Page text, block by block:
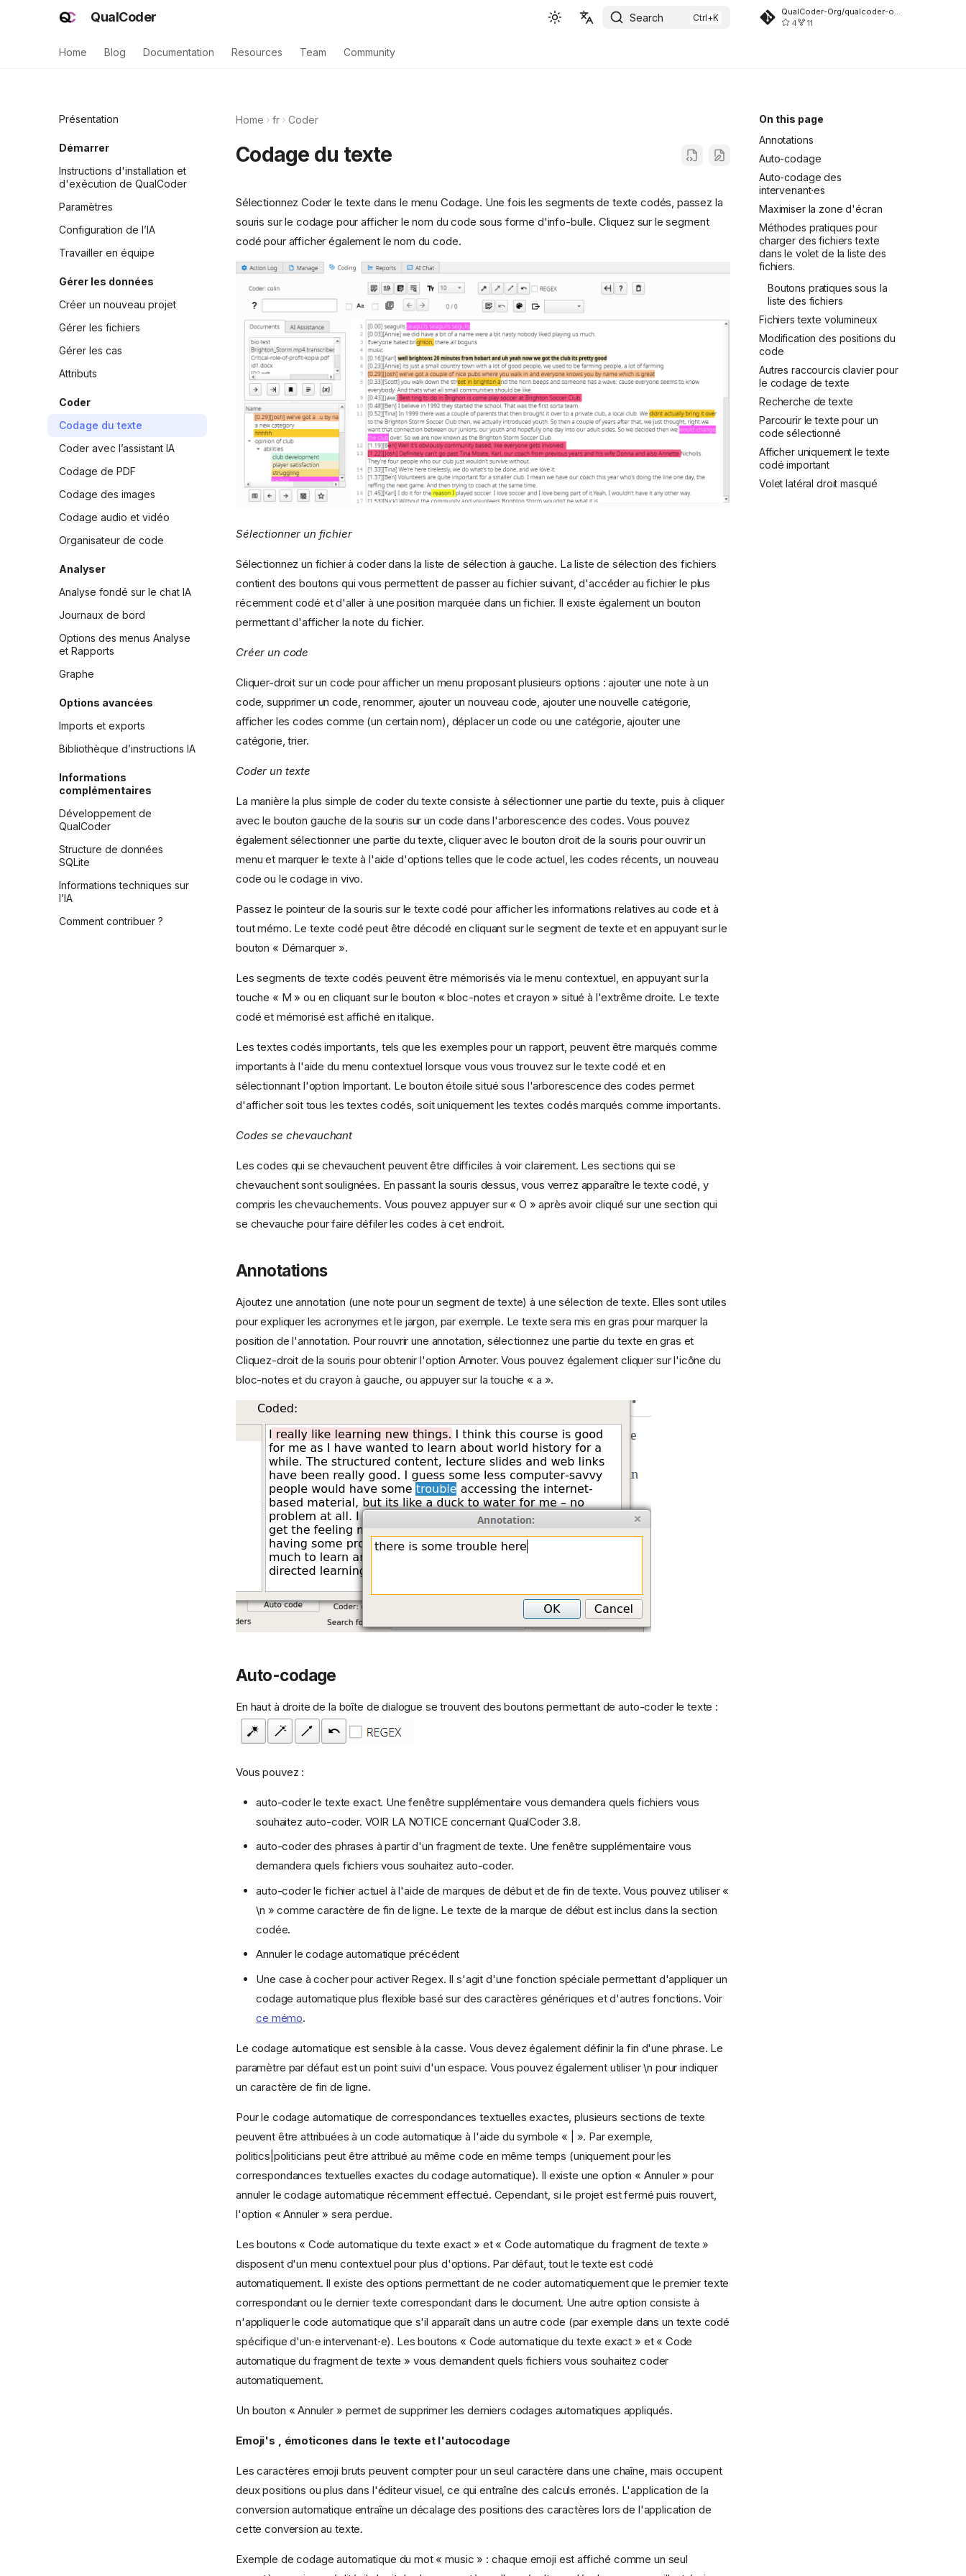
QualCoder
中文
Italiano
Euskara
Search
4
11
Home Blog Documentation Resources Team Community
Présentation
Démarrer
Instructions d'installation et
d'exécution de QualCoder
Paramètres
Configuration de l’IA
Travailler en équipe
Gérer les données
Créer un nouveau projet
Gérer les fichiers
Gérer les cas
Attributs
Coder
Codage du texte
Coder avec l’assistant IA
Codage de PDF
Codage des images
Codage audio et vidéo
Organisateur de code
Analyser
Analyse fondé sur le chat IA
Journaux de bord
Options des menus Analyse
et Rapports
Graphe
Options avancées
Imports et exports
Bibliothèque d’instructions IA
Informations
complémentaires
Développement de
QualCoder
Structure de données
SQLite
Informations techniques sur
l’IA
Comment contribuer ?
On this page
Annotations
Auto-codage
Auto-codage des
intervenant⋅es
Maximiser la zone d'écran
Méthodes pratiques pour
charger des fichiers texte
dans le volet de la liste des
fichiers.
Boutons pratiques sous la
liste des fichiers
Fichiers texte volumineux
Modification des positions du
code
Autres raccourcis clavier pour
le codage de texte
Recherche de texte
Parcourir le texte pour un
code sélectionné
Afficher uniquement le texte
codé important
Volet latéral droit masqué
Home fr Coder
Codage du texte
Sélectionnez Coder le texte dans le menu Codage. Une fois les segments de texte codés, passez la
souris sur le codage pour afficher le nom du code sous forme d'info-bulle. Cliquez sur le segment
codé pour afficher également le nom du code.
Sélectionner un fichier
Sélectionnez un fichier à coder dans la liste de sélection à gauche. La liste de sélection des fichiers
contient des boutons qui vous permettent de passer au fichier suivant, d'accéder au fichier le plus
récemment codé et d'aller à une position marquée dans un fichier. Il existe également un bouton
permettant d'afficher la note du fichier.
Créer un code
Cliquer-droit sur un code pour afficher un menu proposant plusieurs options : ajouter une note à un
code, supprimer un code, renommer, ajouter un nouveau code, ajouter une nouvelle catégorie,
afficher les codes comme (un certain nom), déplacer un code ou une catégorie, ajouter une
catégorie, trier.
Coder un texte
La manière la plus simple de coder du texte consiste à sélectionner une partie du texte, puis à cliquer
avec le bouton gauche de la souris sur un code dans l'arborescence des codes. Vous pouvez
également sélectionner une partie du texte, cliquer avec le bouton droit de la souris pour ouvrir un
menu et marquer le texte à l'aide d'options telles que le code actuel, les codes récents, un nouveau
code ou le codage in vivo.
Passez le pointeur de la souris sur le texte codé pour afficher les informations relatives au code et à
tout mémo. Le texte codé peut être décodé en cliquant sur le segment de texte et en appuyant sur le
bouton « Démarquer ».
Les segments de texte codés peuvent être mémorisés via le menu contextuel, en appuyant sur la
touche « M » ou en cliquant sur le bouton « bloc-notes et crayon » situé à l'extrême droite. Le texte
codé et mémorisé est affiché en italique.
Les textes codés importants, tels que les exemples pour un rapport, peuvent être marqués comme
importants à l'aide du menu contextuel lorsque vous vous trouvez sur le texte codé et en
sélectionnant l'option Important. Le bouton étoile situé sous l'arborescence des codes permet
d'afficher soit tous les textes codés, soit uniquement les textes codés marqués comme importants.
Codes se chevauchant
Les codes qui se chevauchent peuvent être difficiles à voir clairement. Les sections qui se
chevauchent sont soulignées. En passant la souris dessus, vous verrez apparaître le texte codé, y
compris les chevauchements. Vous pouvez appuyer sur « O » après avoir cliqué sur une section qui
se chevauche pour faire défiler les codes à cet endroit.
Annotations
Ajoutez une annotation (une note pour un segment de texte) à une sélection de texte. Elles sont utiles
pour expliquer les acronymes et le jargon, par exemple. Le texte sera mis en gras pour marquer la
position de l'annotation. Pour rouvrir une annotation, sélectionnez une partie du texte en gras et
Cliquez-droit de la souris pour obtenir l'option Annoter. Vous pouvez également cliquer sur l'icône du
bloc-notes et du crayon à gauche, ou appuyer sur la touche « a ».
Auto-codage
En haut à droite de la boîte de dialogue se trouvent des boutons permettant de auto-coder le texte :
Vous pouvez :
auto-coder le texte exact. Une fenêtre supplémentaire vous demandera quels fichiers vous
souhaitez auto-coder. VOIR LA NOTICE concernant QualCoder 3.8.
auto-coder des phrases à partir d'un fragment de texte. Une fenêtre supplémentaire vous
demandera quels fichiers vous souhaitez auto-coder.
auto-coder le fichier actuel à l'aide de marques de début et de fin de texte. Vous pouvez utiliser «
\n » comme caractère de fin de ligne. Le texte de la marque de début est inclus dans la section
codée.
Annuler le codage automatique précédent
Une case à cocher pour activer Regex. Il s'agit d'une fonction spéciale permettant d'appliquer un
codage automatique plus flexible basé sur des caractères génériques et d'autres fonctions. Voir
ce mémo.
Le codage automatique est sensible à la casse. Vous devez également définir la fin d'une phrase. Le
paramètre par défaut est un point suivi d'un espace. Vous pouvez également utiliser \n pour indiquer
un caractère de fin de ligne.
Pour le codage automatique de correspondances textuelles exactes, plusieurs sections de texte
peuvent être attribuées à un code automatique à l'aide du symbole « | ». Par exemple,
politics|politicians peut être attribué au même code en même temps (uniquement pour les
correspondances textuelles exactes du codage automatique). Il existe une option « Annuler » pour
annuler le codage automatique récemment effectué. Cependant, si le projet est fermé puis rouvert,
l'option « Annuler » sera perdue.
Les boutons « Code automatique du texte exact » et « Code automatique du fragment de texte »
disposent d'un menu contextuel pour plus d'options. Par défaut, tout le texte est codé
automatiquement. Il existe des options permettant de ne coder automatiquement que le premier texte
correspondant ou le dernier texte correspondant dans le document. Une autre option consiste à
n'appliquer le code automatique que s'il apparaît dans un autre code (par exemple dans un texte codé
spécifique d'un⋅e intervenant⋅e). Les boutons « Code automatique du texte exact » et « Code
automatique du fragment de texte » vous demandent quels fichiers vous souhaitez coder
automatiquement.
Un bouton « Annuler » permet de supprimer les derniers codages automatiques appliqués.
Emoji's , émoticones dans le texte et l'autocodage
Les caractères emoji bruts peuvent compter pour un seul caractère dans une chaîne, mais occupent
deux positions ou plus dans l'éditeur visuel, ce qui entraîne des calculs erronés. L'application de la
conversion automatique entraîne un décalage des positions des caractères lors de l'application de
cette conversion au texte.
Exemple de codage automatique du mot « music » : chaque emoji est affiché comme un seul